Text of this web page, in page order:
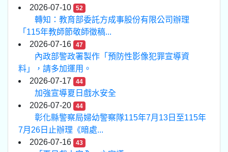
2026-07-10
52
轉知：教育部委託方成事股份有限公司辦理
「115年教師節敬師徵稿...
2026-07-16
47
內政部警政署製作「預防性影像犯罪宣導資
料」，請多加運用。
2026-07-17
44
加強宣導夏日戲水安全
2026-07-20
44
彰化縣警察局婦幼警察隊115年7月13日至115年
7月26日止辦理《暗處...
2026-07-16
43